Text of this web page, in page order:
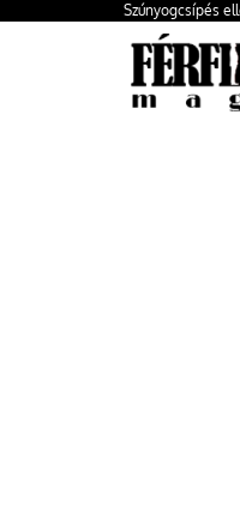
Szúnyogcsípés